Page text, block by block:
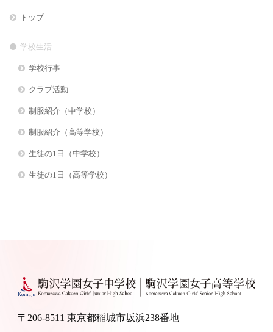
トップ
学校生活
学校行事
クラブ活動
制服紹介（中学校）
制服紹介（高等学校）
生徒の1日（中学校）
生徒の1日（高等学校）
〒206-8511 東京都稲城市坂浜238番地